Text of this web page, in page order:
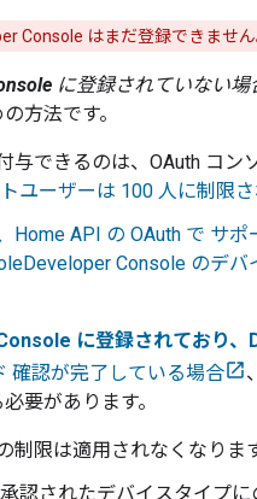
Console はまだ登録できません
に登録されていない場
方法です。
与できるのは、OAuth コ
ユーザーは 100 人に制限さ
Home API の OAuth で サ
Developer Console のデ
に登録されており、
確認が完了している場合
要があります。
制限は適用されなくなり
認されたデバイスタイプに